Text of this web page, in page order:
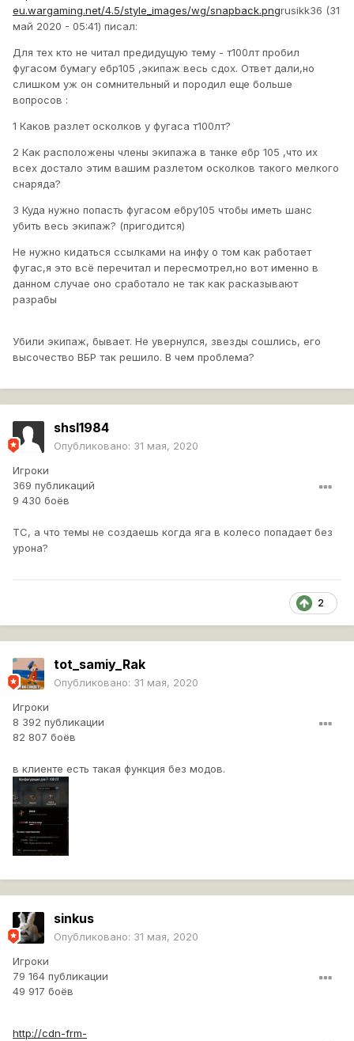
eu.wargaming.net/4.5/style_images/wg/snapback.pngrusikk36 (31
май 2020 - 05:41) писал:
Для тех кто не читал предидущую тему - т100лт пробил
фугасом бумагу ебр105 ,экипаж весь сдох. Ответ дали,но
слишком уж он сомнительный и породил еще больше
вопросов :
1 Каков разлет осколков у фугаса т100лт?
2 Как расположены члены экипажа в танке ебр 105 ,что их
всех достало этим вашим разлетом осколков такого мелкого
снаряда?
3 Куда нужно попасть фугасом ебру105 чтобы иметь шанс
убить весь экипаж? (пригодится)
Не нужно кидаться ссылками на инфу о том как работает
фугас,я это всё перечитал и пересмотрел,но вот именно в
данном случае оно сработало не так как расказывают
разрабы
Убили экипаж, бывает. Не увернулся, звезды сошлись, его
высочество ВБР так решило. В чем проблема?
shsl1984
Опубликовано: 31 мая, 2020
Игроки
369 публикаций
9 430 боёв
ТС, а что темы не создаешь когда яга в колесо попадает без
урона?
2
tot_samiy_Rak
Опубликовано: 31 мая, 2020
Игроки
8 392 публикации
82 807 боёв
в клиенте есть такая функция без модов.
sinkus
Опубликовано: 31 мая, 2020
Игроки
79 164 публикации
49 917 боёв
http://cdn-frm-